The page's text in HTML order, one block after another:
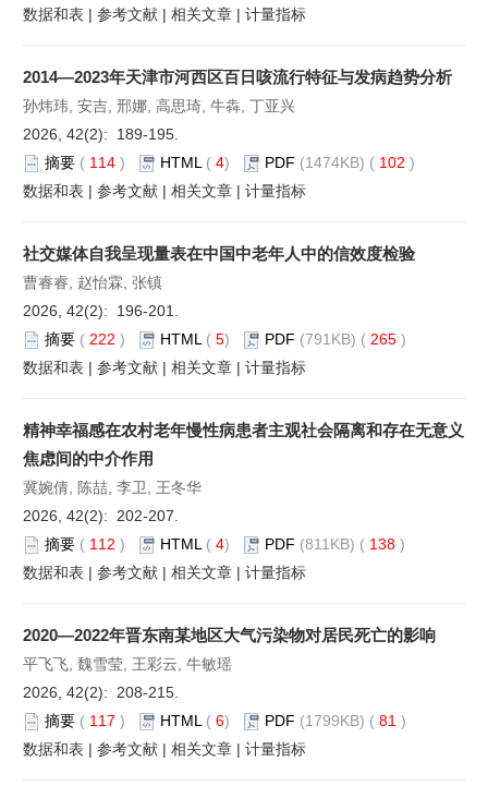
数据和表 | 参考文献 | 相关文章 | 计量指标
2014—2023年天津市河西区百日咳流行特征与发病趋势分析
孙炜玮, 安吉, 邢娜, 高思琦, 牛犇, 丁亚兴
2026, 42(2): 189-195.
摘要 ( 114 ) HTML ( 4) PDF (1474KB) ( 102 )
数据和表 | 参考文献 | 相关文章 | 计量指标
社交媒体自我呈现量表在中国中老年人中的信效度检验
曹睿睿, 赵怡霖, 张镇
2026, 42(2): 196-201.
摘要 ( 222 ) HTML ( 5) PDF (791KB) ( 265 )
数据和表 | 参考文献 | 相关文章 | 计量指标
精神幸福感在农村老年慢性病患者主观社会隔离和存在无意义
焦虑间的中介作用
冀婉倩, 陈喆, 李卫, 王冬华
2026, 42(2): 202-207.
摘要 ( 112 ) HTML ( 4) PDF (811KB) ( 138 )
数据和表 | 参考文献 | 相关文章 | 计量指标
2020—2022年晋东南某地区大气污染物对居民死亡的影响
平飞飞, 魏雪莹, 王彩云, 牛敏瑶
2026, 42(2): 208-215.
摘要 ( 117 ) HTML ( 6) PDF (1799KB) ( 81 )
数据和表 | 参考文献 | 相关文章 | 计量指标